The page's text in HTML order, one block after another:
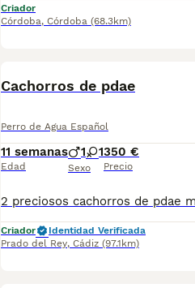
Criador
Córdoba, Córdoba (68.3km)
Cachorros de pdae
Perro de Agua Español
11 semanas
Edad
1 1
Sexo
350 €
Precio
Criador
Identidad Verificada
Prado del Rey, Cádiz (97.1km)